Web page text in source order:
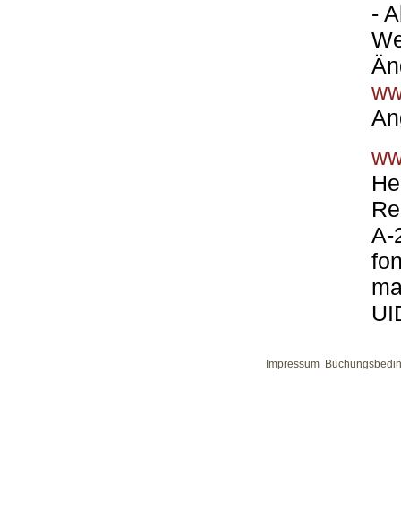
-
A-
Impressum